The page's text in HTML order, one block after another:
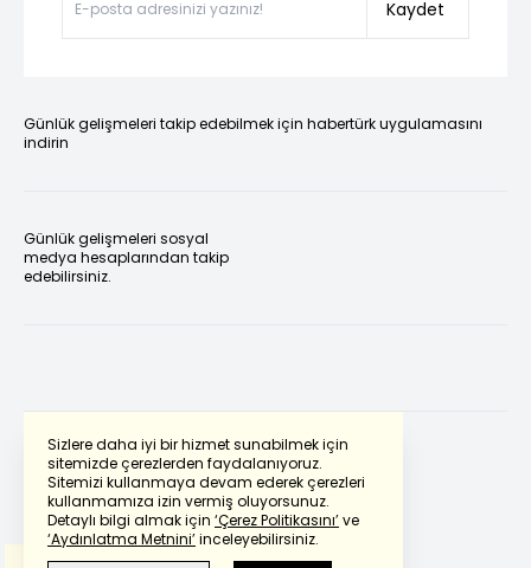
Sizlere daha iyi bir hizmet sunabilmek için
sitemizde çerezlerden faydalanıyoruz.
Sitemizi kullanmaya devam ederek çerezleri
kullanmamıza izin vermiş oluyorsunuz.
Detaylı bilgi almak için ‘Çerez Politikasını’ve
‘Aydınlatma Metnini’inceleyebilirsiniz.
Kaydet
Günlük gelişmeleri takip edebilmek için habertürk uygulamasını
indirin
Günlük gelişmeleri sosyal
medya hesaplarından takip
edebilirsiniz.
Powered by Translate
Bu çevirideGoogle Transletekullanılmıştır.